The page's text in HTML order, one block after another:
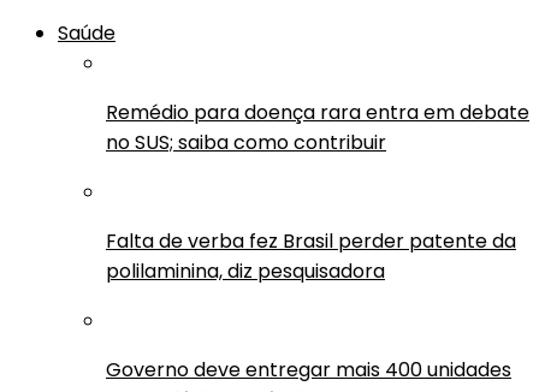
Saúde
Remédio para doença rara entra em debate
no SUS; saiba como contribuir
Falta de verba fez Brasil perder patente da
polilaminina, diz pesquisadora
Governo deve entregar mais 400 unidades